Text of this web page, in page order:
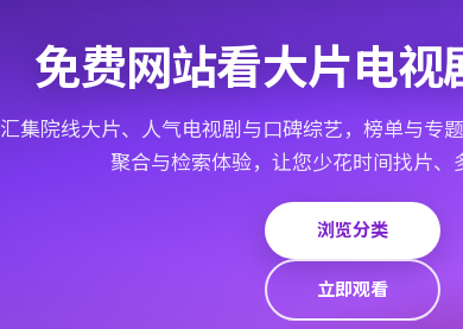
免费网站看大片电视
汇集院线大片、人气电视剧与口碑综艺，榜单与专
聚合与检索体验，让您少花时间找片、
浏览分类
立即观看